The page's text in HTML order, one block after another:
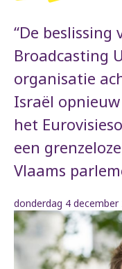
“De beslissing
Broadcasting
organisatie
Israël
het
een
Vlaams
donderdag 4 december